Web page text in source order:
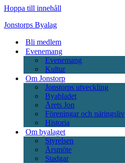
Hoppa till innehåll
Jonstorps Byalag
Bli medlem
Evenemang
Evenemang
Kultur
Om Jonstorp
Jonstorps utveckling
Byabladet
Årets Jon
Föreningar och näringsliv
Historia
Om byalaget
Styrelsen
Årsmöte
Stadgar